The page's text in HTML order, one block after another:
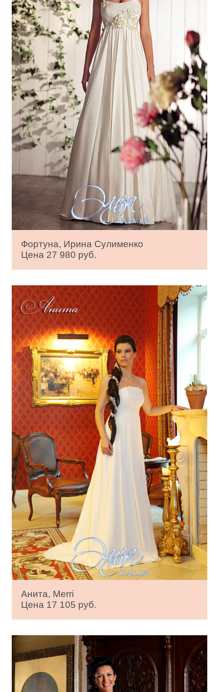
Фортуна, Ирина Сулименко
Цена 27 980 руб.
Анита, Merri
Цена 17 105 руб.